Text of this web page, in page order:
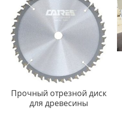
Прочный отрезной диск
для древесины